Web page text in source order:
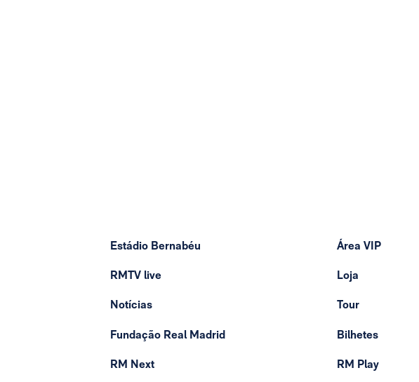
Estádio Bernabéu
RMTV live
Notícias
Fundação Real Madrid
RM Next
Área VIP
Loja
Tour
Bilhetes
RM Play